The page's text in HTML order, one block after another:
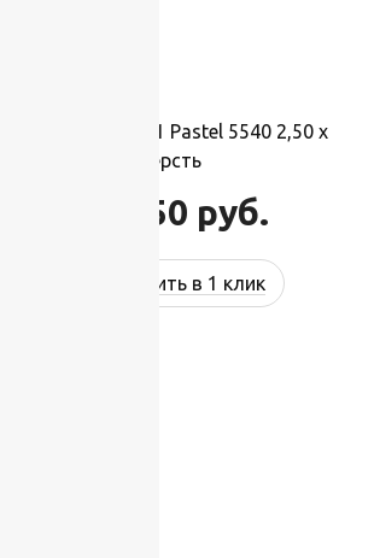
Прямой 121 Pastel 5540 2,50 x
3,50 м, 100% шерсть
96 250 руб.
Купить в 1 клик